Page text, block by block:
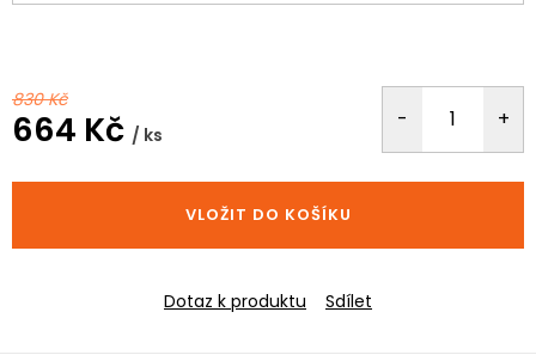
830 Kč
664 Kč / ks
cena:
VLOŽIT DO KOŠÍKU
Dotaz k produktu Sdílet